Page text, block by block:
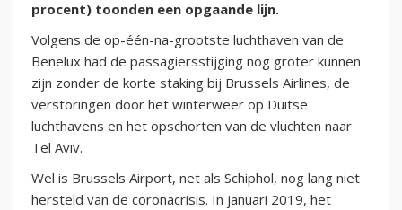
procent) toonden een opgaande lijn.
Volgens de op-één-na-grootste luchthaven van de
Benelux had de passagiersstijging nog groter kunnen
zijn zonder de korte staking bij Brussels Airlines, de
verstoringen door het winterweer op Duitse
luchthavens en het opschorten van de vluchten naar
Tel Aviv.
Wel is Brussels Airport, net als Schiphol, nog lang niet
hersteld van de coronacrisis. In januari 2019, het